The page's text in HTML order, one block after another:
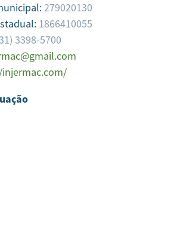
279020130
1866410055
3398-5700